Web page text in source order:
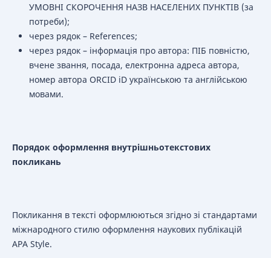
УМОВНІ СКОРОЧЕННЯ НАЗВ НАСЕЛЕНИХ ПУНКТІВ (за
потреби);
через рядок – References;
через рядок – інформація про автора: ПІБ повністю,
вчене звання, посада, електронна адреса автора,
номер автора ORCID iD українською та англійською
мовами.
Порядок оформлення внутрішньотекстових
покликань
Покликання в тексті оформлюються згідно зі стандартами
міжнародного стилю оформлення наукових публікацій
APA Style.